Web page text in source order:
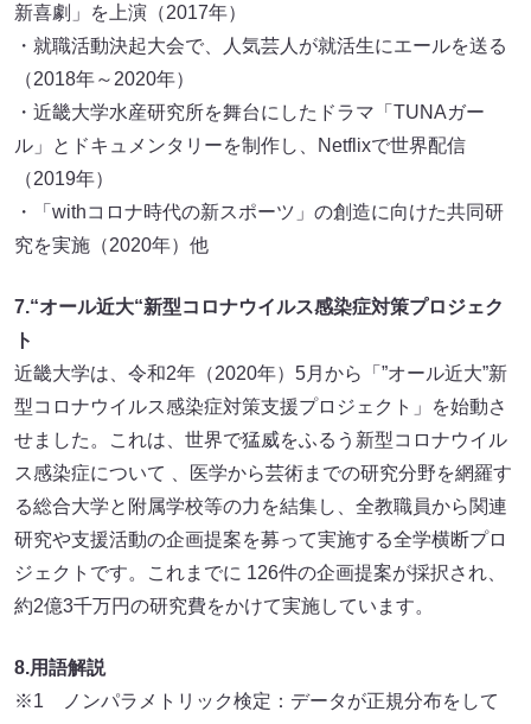
新喜劇」を上演（2017年）
・就職活動決起大会で、人気芸人が就活生にエールを送る
（2018年～2020年）
・近畿大学水産研究所を舞台にしたドラマ「TUNAガー
ル」とドキュメンタリーを制作し、Netflixで世界配信
（2019年）
・「withコロナ時代の新スポーツ」の創造に向けた共同研
究を実施（2020年）他
7.“オール近大“新型コロナウイルス感染症対策プロジェク
ト
近畿大学は、令和2年（2020年）5月から「”オール近大”新
型コロナウイルス感染症対策支援プロジェクト」を始動さ
せました。これは、世界で猛威をふるう新型コロナウイル
ス感染症について 、医学から芸術までの研究分野を網羅す
る総合大学と附属学校等の力を結集し、全教職員から関連
研究や支援活動の企画提案を募って実施する全学横断プロ
ジェクトです。これまでに 126件の企画提案が採択され、
約2億3千万円の研究費をかけて実施しています。
8.用語解説
※1 ノンパラメトリック検定：データが正規分布をして